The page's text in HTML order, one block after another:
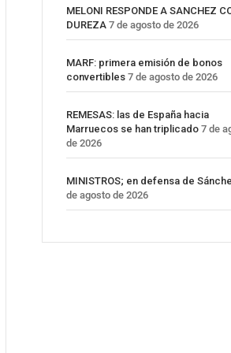
MELONI RESPONDE A SANCHEZ
DUREZA 7 de agosto de 2026
MARF: primera emisión de bonos
convertibles 7 de agosto de 2026
REMESAS: las de España hacia
Marruecos se han triplicado 7 de
de 2026
MINISTROS; en defensa de
de agosto de 2026